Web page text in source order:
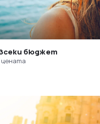
бюджет
цената